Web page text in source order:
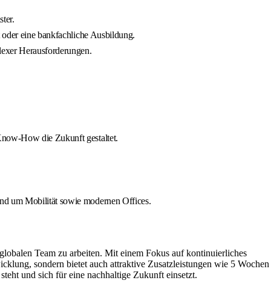
eine bankfachliche Ausbildung.
Herausforderungen.
How die Zukunft gestaltet.
um Mobilität sowie modernen Offices.
Team zu arbeiten. Mit einem Fokus auf kontinuierliches
sondern bietet auch attraktive Zusatzleistungen wie 5 Wochen
und sich für eine nachhaltige Zukunft einsetzt.